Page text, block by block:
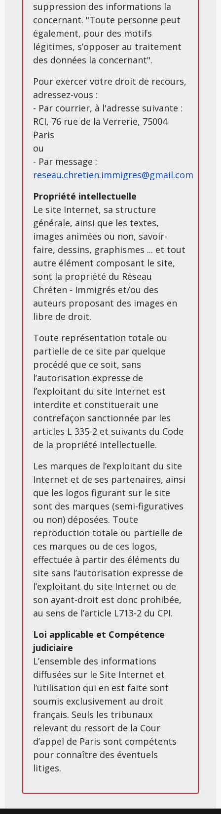
suppression des informations la
concernant. "Toute personne peut
également, pour des motifs
légitimes, s’opposer au traitement
des données la concernant".
Pour exercer votre droit de recours,
adressez-vous :
- Par courrier, à l'adresse suivante :
RCI, 76 rue de la Verrerie, 75004
Paris
ou
- Par message :
reseau.chretien.immigres@gmail.com
Propriété intellectuelle
Le site Internet, sa structure
générale, ainsi que les textes,
images animées ou non, savoir-
faire, dessins, graphismes ... et tout
autre élément composant le site,
sont la propriété du Réseau
Chréten - Immigrés et/ou des
auteurs proposant des images en
libre de droit.
Toute représentation totale ou
partielle de ce site par quelque
procédé que ce soit, sans
l’autorisation expresse de
l’exploitant du site Internet est
interdite et constituerait une
contrefaçon sanctionnée par les
articles L 335-2 et suivants du Code
de la propriété intellectuelle.
Les marques de l’exploitant du site
Internet et de ses partenaires, ainsi
que les logos figurant sur le site
sont des marques (semi-figuratives
ou non) déposées. Toute
reproduction totale ou partielle de
ces marques ou de ces logos,
effectuée à partir des éléments du
site sans l’autorisation expresse de
l’exploitant du site Internet ou de
son ayant-droit est donc prohibée,
au sens de l’article L713-2 du CPI.
Loi applicable et Compétence
judiciaire
L’ensemble des informations
diffusées sur le Site Internet et
l’utilisation qui en est faite sont
soumis exclusivement au droit
français. Seuls les tribunaux
relevant du ressort de la Cour
d’appel de Paris sont compétents
pour connaître des éventuels
litiges.